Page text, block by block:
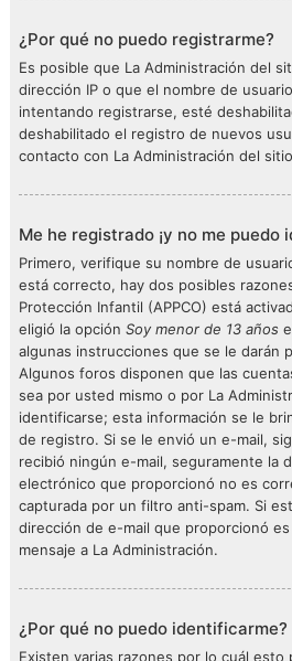
¿Por qué no puedo registrarme?
Es posible que La Administración del
dirección IP o que el nombre de
intentando registrarse, esté
deshabilitado el registro de nuevos
contacto con La Administración del
Me he registrado ¡y no me puedo
Primero, verifique su nombre de
está correcto, hay dos posibles
Protección Infantil (APPCO) está
eligió la opción Soy menor de 13 años
algunas instrucciones que se le darán
Algunos foros disponen que las
sea por usted mismo o por La
identificarse; esta información se le
de registro. Si se le envió un e-mail,
recibió ningún e-mail, seguramente la
electrónico que proporcionó no es
capturada por un filtro anti-spam. Si
dirección de e-mail que proporcionó
mensaje a La Administración.
¿Por qué no puedo identificarme?
Existen varias razones por lo cuál esto